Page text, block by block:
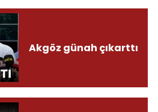
Akgöz günah çıkarttı